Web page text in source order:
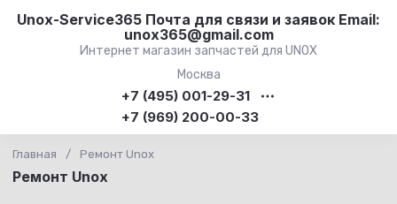
Unox-Service365 Почта для связи и заявок Email:
unox365@gmail.com
Интернет магазин запчастей для UNOX
Москва
+7 (495) 001-29-31
+7 (969) 200-00-33
Главная / Ремонт Unox
Ремонт Unox